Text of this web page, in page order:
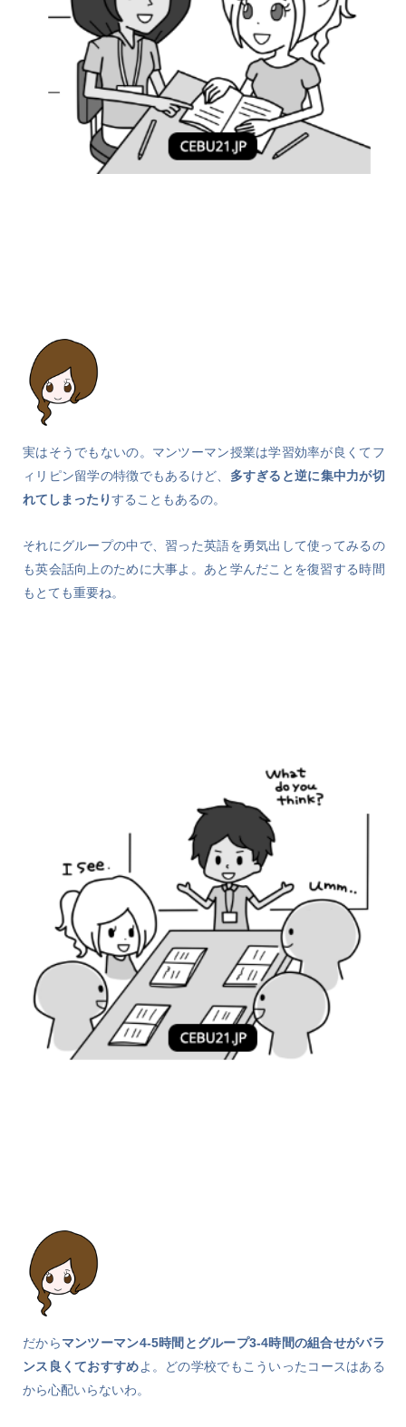
実はそうでもないの。マンツーマン授業は学習効率が良くてフ
ィリピン留学の特徴でもあるけど、 多すぎると逆に集中力が切
れてしまったりすることもあるの。
それにグループの中で、習った英語を勇気出して使ってみるの
も英会話向上のために大事よ。あと学んだことを復習する時間
もとても重要ね。
だからマンツーマン4-5時間とグループ3-4時間の組合せがバラ
ンス良くておすすめよ。どの学校でもこういったコースはある
から心配いらないわ。